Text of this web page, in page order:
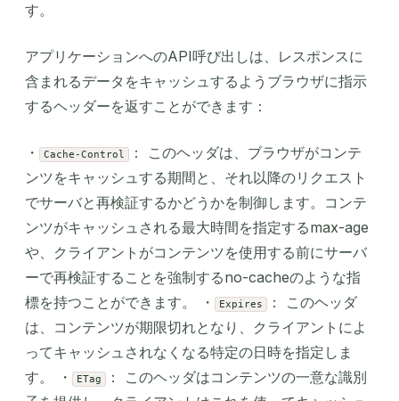
す。
アプリケーションへのAPI呼び出しは、レスポンスに
含まれるデータをキャッシュするようブラウザに指示
するヘッダーを返すことができます：
・ Cache-Control
： このヘッダは、ブラウザがコンテ
ンツをキャッシュする期間と、それ以降のリクエスト
でサーバと再検証するかどうかを制御します。コンテ
ンツがキャッシュされる最大時間を指定するmax-age
や、クライアントがコンテンツを使用する前にサーバ
ーで再検証することを強制するno-cacheのような指
標を持つことができます。 ・
Expires
： このヘッダ
は、コンテンツが期限切れとなり、クライアントによ
ってキャッシュされなくなる特定の日時を指定しま
す。 ・
ETag
： このヘッダはコンテンツの一意な識別